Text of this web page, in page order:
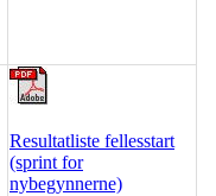
Resultatliste fellesstart
(sprint for
nybegynnerne)